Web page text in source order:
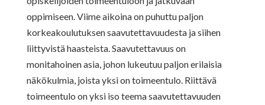
oppimiseen. Viime aikoina on puhuttu paljon
korkeakoulutuksen saavutettavuudesta ja siihen
liittyvistä haasteista. Saavutettavuus on
monitahoinen asia, johon lukeutuu paljon erilaisia
näkökulmia, joista yksi on toimeentulo. Riittävä
toimeentulo on yksi iso teema saavutettavuuden